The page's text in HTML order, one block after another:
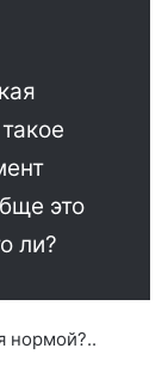
это
ли?
нормой?..